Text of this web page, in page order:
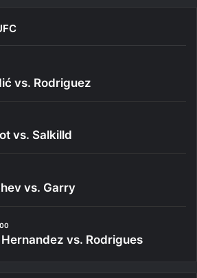
vs. Rodriguez
vs. Salkilld
vs. Garry
vs. Rodrigues